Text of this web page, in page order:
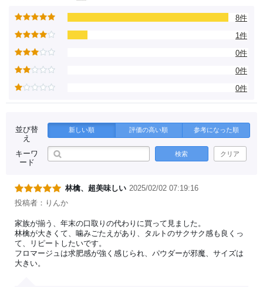
8件
1件
0件
0件
0件
並び替
え
新しい順 評価の高い順 参考になった順
キーワ
ード
検索 クリア
林檎、超美味しい 2025/02/02 07:19:16
投稿者：りんか
家族が揃う、年末の口取りの代わりに買って見ました。
林檎が大きくて、噛みごたえがあり、タルトのサクサク感も良くっ
て、リピートしたいです。
フロマージュは求肥感が強く感じられ、パウダーが邪魔、サイズは
大きい。